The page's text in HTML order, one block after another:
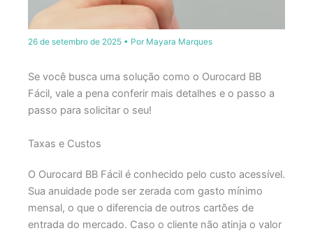
26 de setembro de 2025 • Por Mayara Marques
Se você busca uma solução como o Ourocard BB
Fácil, vale a pena conferir mais detalhes e o passo a
passo para solicitar o seu!
Taxas e Custos
O Ourocard BB Fácil é conhecido pelo custo acessível.
Sua anuidade pode ser zerada com gasto mínimo
mensal, o que o diferencia de outros cartões de
entrada do mercado. Caso o cliente não atinja o valor